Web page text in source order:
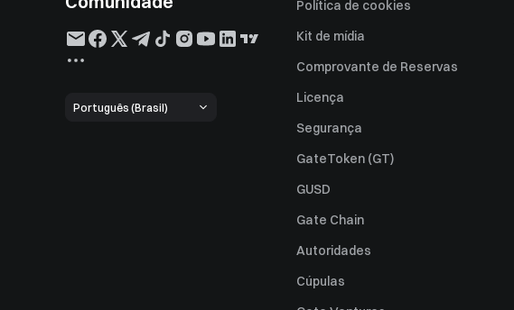
Português (Brasil)
Política de cookies
Kit de mídia
Comprovante de Reservas
Licença
Segurança
GateToken (GT)
GUSD
Gate Chain
Autoridades
Cúpulas